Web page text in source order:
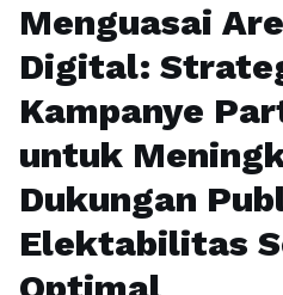
Menguasai
Digital:
Kampanye
untuk
Dukungan
Elektabilitas